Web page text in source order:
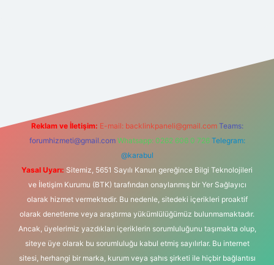
Reklam ve İletişim: E-mail: backlinkpaneli@gmail.com Teams:
forumhizmeti@gmail.com Whatsapp: 0262 606 0 726 Telegram:
@karabul
Yasal Uyarı: Sitemiz, 5651 Sayılı Kanun gereğince Bilgi Teknolojileri
ve İletişim Kurumu (BTK) tarafından onaylanmış bir Yer Sağlayıcı
olarak hizmet vermektedir. Bu nedenle, sitedeki içerikleri proaktif
olarak denetleme veya araştırma yükümlülüğümüz bulunmamaktadır.
Ancak, üyelerimiz yazdıkları içeriklerin sorumluluğunu taşımakta olup,
siteye üye olarak bu sorumluluğu kabul etmiş sayılırlar. Bu internet
sitesi, herhangi bir marka, kurum veya şahıs şirketi ile hiçbir bağlantısı